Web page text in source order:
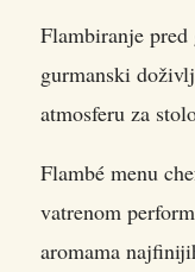
Flambiranje
gurmanski
atmosferu za
Flambé menu
vatrenom
aromama